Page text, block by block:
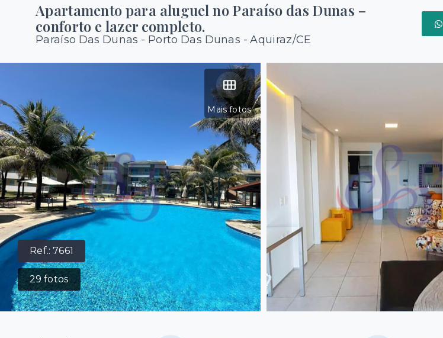
Apartamento para aluguel no Paraíso das Dunas –
conforto e lazer completo.
Paraíso Das Dunas - Porto Das Dunas - Aquiraz/CE
Ref.:7661
29 fotos
Mais fotos